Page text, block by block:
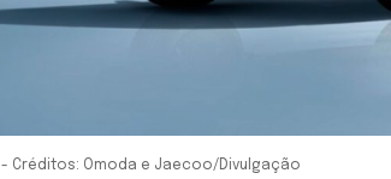
- Créditos: Omoda e Jaecoo/Divulgação